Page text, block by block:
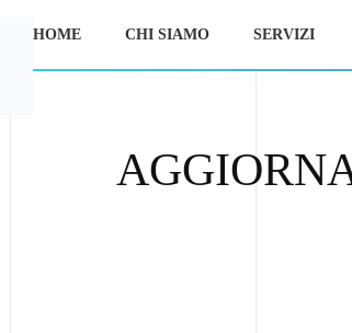
HOME CHI SIAMO SERVIZI